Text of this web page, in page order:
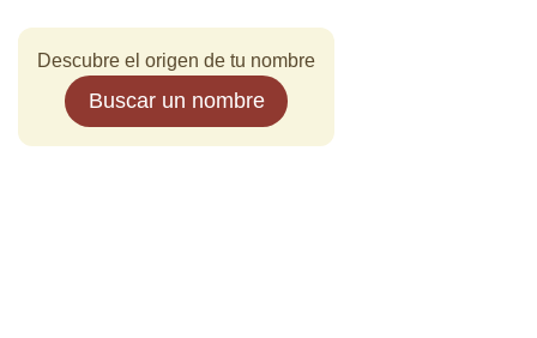
Descubre el origen de tu nombre
Buscar un nombre